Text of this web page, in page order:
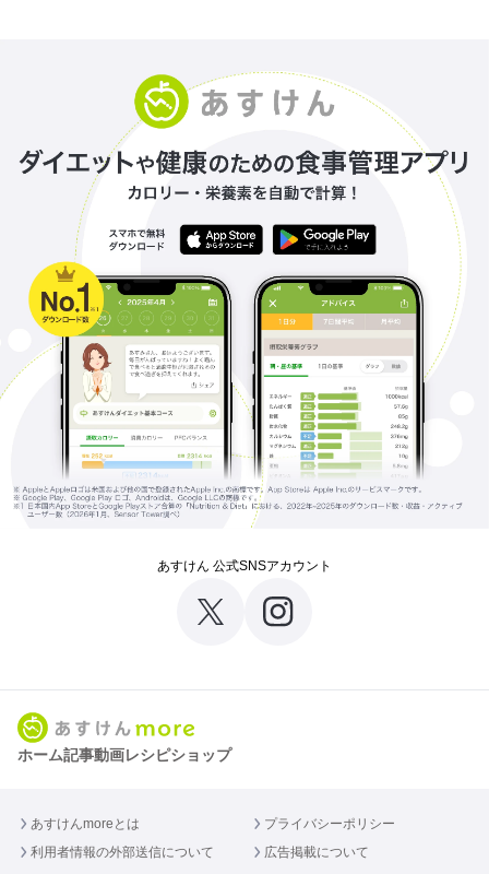
あすけん 公式SNSアカウント
ホーム記事動画レシピショップ
あすけんmoreとは
プライバシーポリシー
利用者情報の外部送信について
広告掲載について